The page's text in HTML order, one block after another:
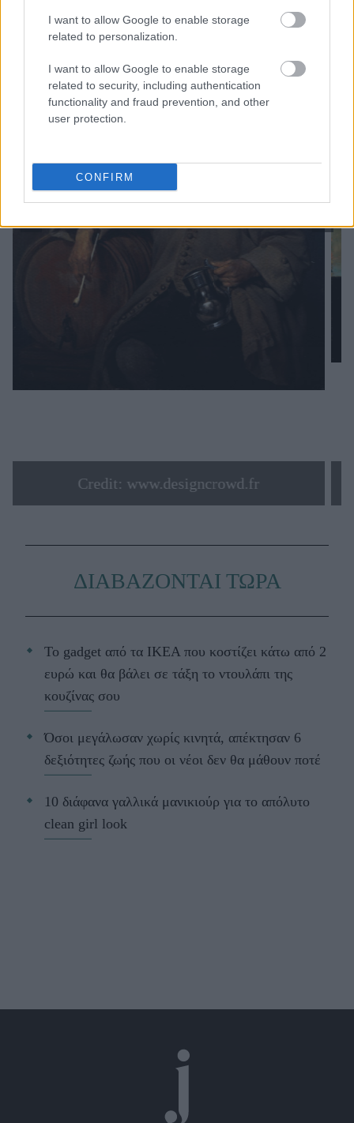
I want to allow Google to enable storage
related to personalization.
I want to allow Google to enable storage
related to security, including authentication
functionality and fraud prevention, and other
user protection.
CONFIRM
Credit: www.designcrowd.fr
ΔΙΑΒΑΖΟΝΤΑΙ ΤΩΡΑ
Το gadget από τα IKEA που κοστίζει κάτω από 2
ευρώ και θα βάλει σε τάξη το ντουλάπι της
κουζίνας σου
Όσοι μεγάλωσαν χωρίς κινητά, απέκτησαν 6
δεξιότητες ζωής που οι νέοι δεν θα μάθουν ποτέ
10 διάφανα γαλλικά μανικιούρ για το απόλυτο
clean girl look